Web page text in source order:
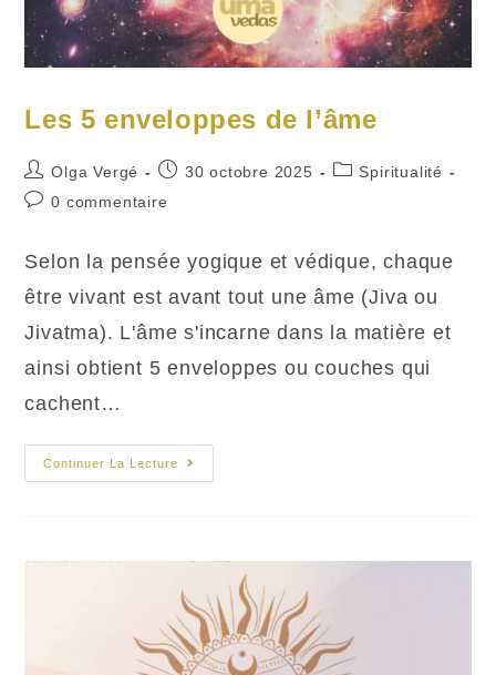
Les 5 enveloppes de l’âme
Auteur/autrice
de
Olga Vergé
Publication
30 octobre 2025
PostSpiritualité
Commentaires
publication :
0 commentaire
Selon la pensée yogique et védique, chaque
être vivant est avant tout une âme (Jiva ou
Jivatma). L'âme s'incarne dans la matière et
ainsi obtient 5 enveloppes ou couches qui
cachent…
Continuer La Lecture
Les
5